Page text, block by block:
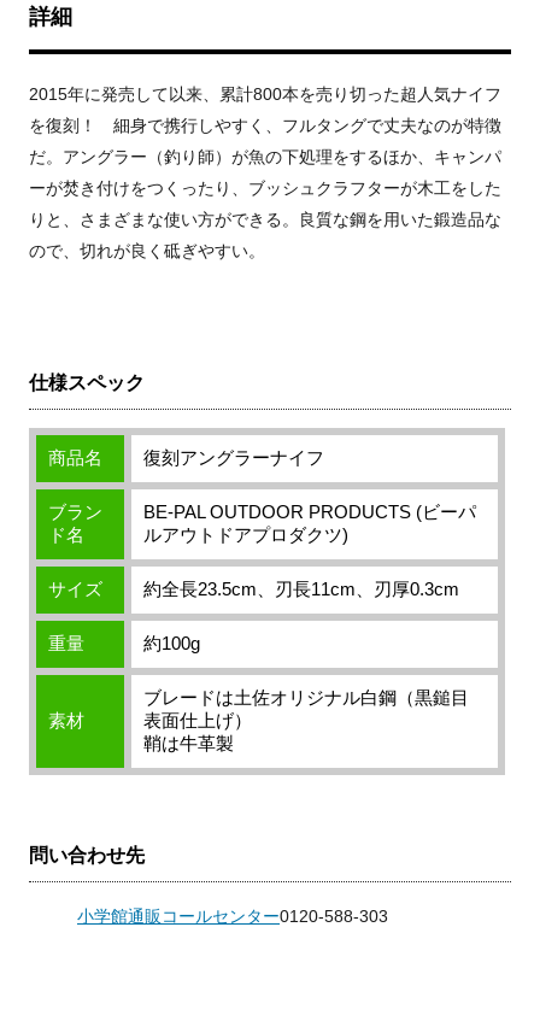
詳細
2015年に発売して以来、累計800本を売り切った超人気ナイフ
を復刻！ 細身で携行しやすく、フルタングで丈夫なのが特徴
だ。アングラー（釣り師）が魚の下処理をするほか、キャンパ
ーが焚き付けをつくったり、ブッシュクラフターが木工をした
りと、さまざまな使い方ができる。良質な鋼を用いた鍛造品な
ので、切れが良く砥ぎやすい。
仕様スペック
商品名 復刻アングラーナイフ
ブラン
ド名
BE-PAL OUTDOOR PRODUCTS (ビーパ
ルアウトドアプロダクツ)
サイズ 約全長23.5cm、刃長11cm、刃厚0.3cm
重量 約100g
素材
ブレードは土佐オリジナル白鋼（黒鎚目
表面仕上げ）
鞘は牛革製
問い合わせ先
小学館通販コールセンター0120-588-303